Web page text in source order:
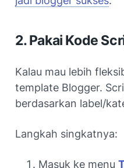
2. Pakai Kode
Kalau mau lebih
template Blogger.
berdasarkan label/
Langkah singkatnya:
Masuk ke menu